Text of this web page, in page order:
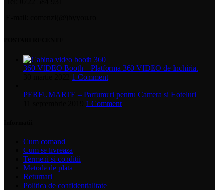
360 VIDEO Booth – Platforma 360 VIDEO de Inchiriat
1 Comment
PERFUMARTE – Parfumuri pentru Camera si Hoteluri
1 Comment
Cum comand
Cum se livreaza
Termeni si conditii
Metode de plata
Returnari
Politica de confidentialitate